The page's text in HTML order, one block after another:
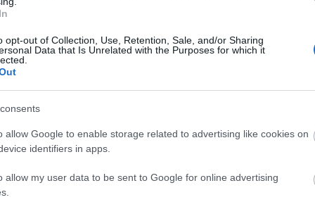
opt-out of Collection, Use, Retention, Sale, and/or Sharing
Data that Is Unrelated with the Purposes for which it
allow Google to enable storage related to advertising like cookies on
identifiers in apps.
allow my user data to be sent to Google for online advertising
έρχονται καθημερινά και αδιάκοπα τα πλοία της Fast Ferries σρο
Εν Άνδρω).
– Τήνος – Μύκονος το πλοίο Αικατερίνη Π., που
την γραμμή μας μέχρι το 2015 που ένα ακόμα
γραμμή και αντικαθιστά μέσα σε λίγο διάστημα
και επιλογές ωραρίων, ενώ από το 2016 προσέθεσε